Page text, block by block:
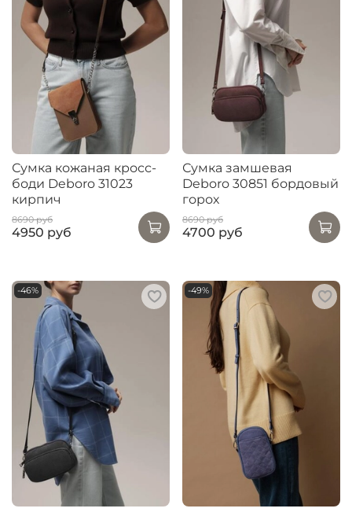
Сумка кожаная кросс-
боди Deboro 31023
кирпич
8690 руб
4950 руб
Сумка замшевая
Deboro 30851 бордовый
горох
8690 руб
4700 руб
-46% -49%